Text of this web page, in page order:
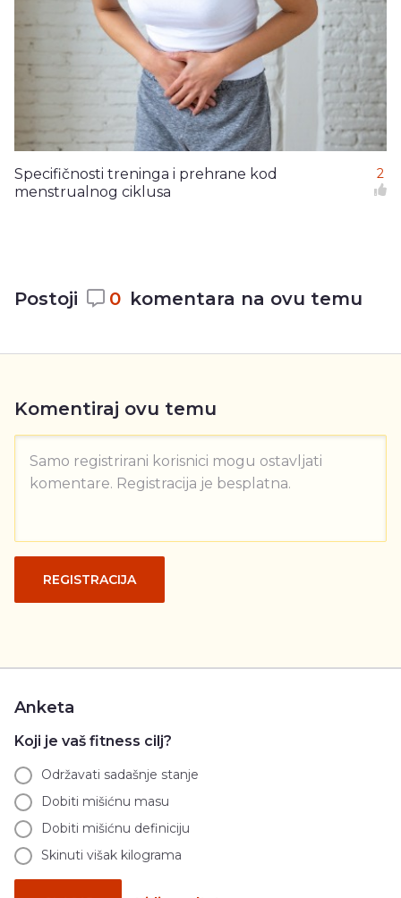
Specifičnosti treninga i prehrane kod
menstrualnog ciklusa
2
Postoji 0 komentara na ovu temu
Komentiraj ovu temu
Samo registrirani korisnici mogu ostavljati
komentare. Registracija je besplatna.
REGISTRACIJA
Anketa
Koji je vaš fitness cilj?
Održavati sadašnje stanje
Dobiti mišićnu masu
Dobiti mišićnu definiciju
Skinuti višak kilograma